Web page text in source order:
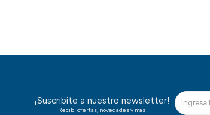
¡Suscribite a nuestro newsletter!
Recibi ofertas, novedades y mas